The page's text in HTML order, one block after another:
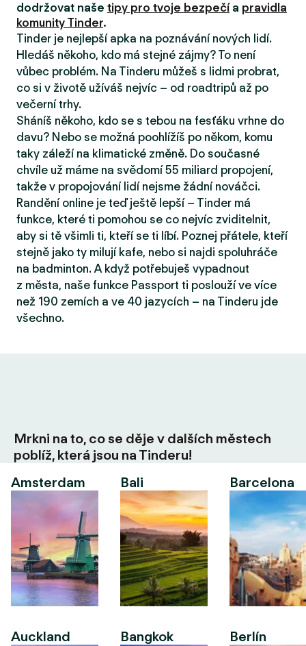
dodržovat naše tipy pro tvoje bezpečía pravidla
komunity Tinder.
Tinder je nejlepší apka na poznávání nových lidí.
Hledáš někoho, kdo má stejné zájmy? To není
vůbec problém. Na Tinderu můžeš s lidmi probrat,
co si v životě užíváš nejvíc – od roadtripů až po
večerní trhy.
Sháníš někoho, kdo se s tebou na fesťáku vrhne do
davu? Nebo se možná poohlížíš po někom, komu
taky záleží na klimatické změně. Do současné
chvíle už máme na svědomí 55 miliard propojení,
takže v propojování lidí nejsme žádní nováčci.
Randění online je teď ještě lepší – Tinder má
funkce, které ti pomohou se co nejvíc zviditelnit,
aby si tě všimli ti, kteří se ti líbí. Poznej přátele, kteří
stejně jako ty milují kafe, nebo si najdi spoluhráče
na badminton. A když potřebuješ vypadnout
z města, naše funkce Passport ti poslouží ve více
než 190 zemích a ve 40 jazycích – na Tinderu jde
všechno.
Mrkni na to, co se děje v dalších městech
poblíž, která jsou na Tinderu!
Amsterdam
Auckland
Bali
Bangkok
Barcelona
Berlín